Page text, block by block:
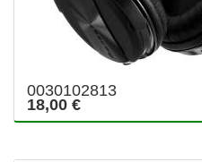
0030102813
18,00 €